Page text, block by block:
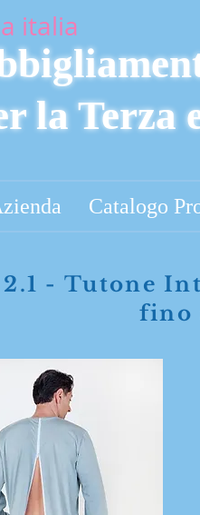
italia
la Terza
Catalogo
2.1 - Tutone
fino